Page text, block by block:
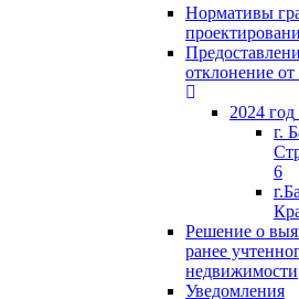
Нормативы
отклонение
2024 год
г.
6
Решение о
ранее
недвижимости
Уведомления